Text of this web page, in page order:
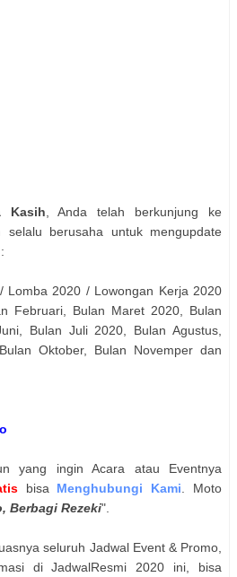
Kasih , Anda telah berkunjung ke
selalu berusaha untuk mengupdate
2020 / Lowongan Kerja 2020
Februari, Bulan Maret 2020, Bulan
Bulan Juli 2020, Bulan Agustus,
Oktober, Bulan Novemper dan
yang ingin Acara atau Eventnya
bisa Menghubungi Kami . Moto
Berbagi Rezeki".
seluruh Jadwal Event & Promo,
di JadwalResmi 2020 ini, bisa